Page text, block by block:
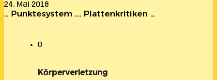
24. Mai 2018
… Punktesystem …. Plattenkritiken …
0
Körperverletzung